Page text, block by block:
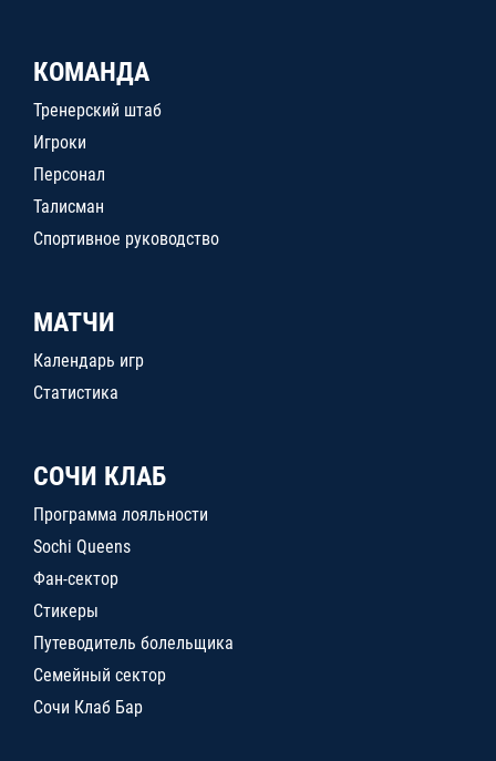
КОМАНДА
Тренерский штаб
Игроки
Персонал
Талисман
Спортивное руководство
МАТЧИ
Календарь игр
Статистика
СОЧИ КЛАБ
Программа лояльности
Sochi Queens
Фан-сектор
Стикеры
Путеводитель болельщика
Семейный сектор
Сочи Клаб Бар